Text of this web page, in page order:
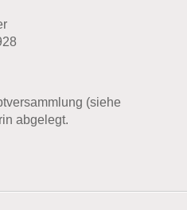
(siehe
abgelegt.